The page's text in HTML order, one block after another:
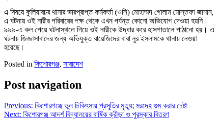
এ বিষয়ে কুলিয়ারচর থানার ভারপ্রাপ্ত কর্মকর্তা (ওসি) মোহাম্মদ গোলাম মোস্তফা জানান,
এ ঘটনায় ওই নারীর পরিবারের পক্ষ থেকে এখন পর্যন্ত কোনো অভিযোগ দেওয়া হয়নি।
৯৯৯-এ কল পেয়ে ঘটনাস্থলে গিয়ে ওই নারীকে উদ্ধার করে হাসপাতালে পাঠানো হয়। এ
ঘটনায় জিজ্ঞাসাবাদের জন্য অভিযুক্ত বায়েজিদের বাবা নুর ইসলামকে থানায় নেওয়া
হয়েছে।
Posted in কিশোরগঞ্জ, সারাদেশ
Post navigation
Previous: কিশোরগঞ্জে ভুল চিকিৎসায় প্রসূতির মৃত্যু; মরদেহ গুম করার চেষ্টা
Next: কিশোরগঞ্জ আদর্শ বিদ্যালয়ের বার্ষিক ক্রীড়া ও পুরস্কার বিতরণ